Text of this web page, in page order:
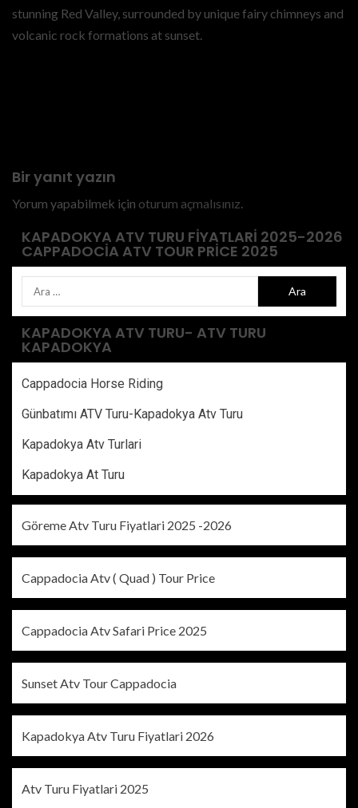
stunning Red Valley, surrounded by unique fairy chimneys and
volcanic rock formations at sunset.
Bir yanıt yazın
Yorum yapabilmek için oturum açmalısınız.
KAPADOKYA ATV TURU FIYATLARI 2025-2026
CAPPADOCIA ATV TOUR PRICE 2025
KAPADOKYA ATV TURU- ATV TURU
KAPADOKYA
Cappadocia Horse Riding
Günbatımı ATV Turu-Kapadokya Atv Turu
Kapadokya Atv Turlari
Kapadokya At Turu
Göreme Atv Turu Fiyatlari 2025 -2026
Cappadocia Atv ( Quad ) Tour Price
Cappadocia Atv Safari Price 2025
Sunset Atv Tour Cappadocia
Kapadokya Atv Turu Fiyatlari 2026
Atv Turu Fiyatlari 2025